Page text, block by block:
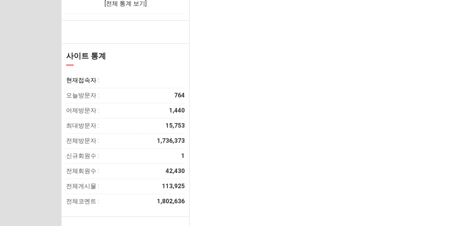
[전체 통계 보기]
사이트 통계
현재접속자 :
오늘방문자 : 764
어제방문자 : 1,440
최대방문자 : 15,753
전체방문자 : 1,736,373
신규회원수 : 1
전체회원수 : 42,430
전체게시물 : 113,925
전체코멘트 : 1,802,636